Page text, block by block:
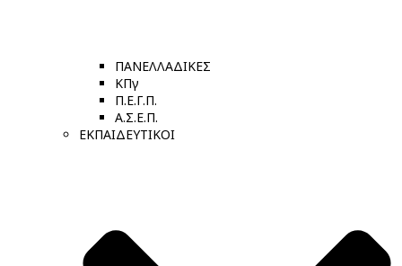
ΠΑΝΕΛΛΑΔΙΚΕΣ
ΚΠγ
Π.Ε.Γ.Π.
Α.Σ.Ε.Π.
ΕΚΠΑΙΔΕΥΤΙΚΟΙ